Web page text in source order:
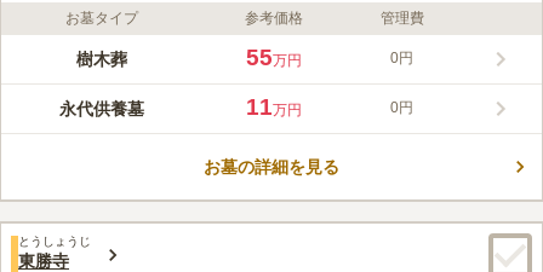
ライフドット編集部のコメント
さまざまな永代供養墓・樹木葬からお墓タイプが選べます。永代
墓の継承者がいない方、一人身の方におすすめです。永代供養付
個別墓「やすらぎの郷」は使用期限がないため、一般のお墓のよ
す。永代供養付樹木葬「自然想 やすらぎの風」は、シンボルに
のお墓のように家族や身内だけで個別に眠りたい方におすすめで
す。
この霊園はまだ誰からも評価されていません。
お墓タイプ 参考価格 管理費
樹木葬 55万円 0円
永代供養墓 11万円 0円
お墓の詳細を見る
とうしょうじ
東勝寺